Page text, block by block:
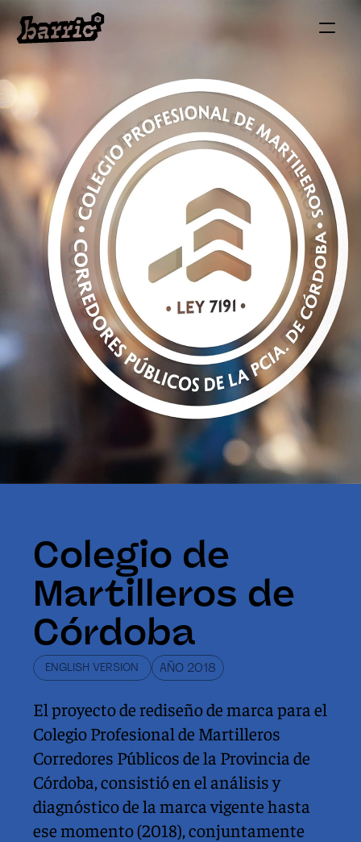
Colegio de
Martilleros de
Córdoba
ENGLISH VERSION AÑO 2018
El proyecto de rediseño de marca para el
Colegio Profesional de Martilleros
Corredores Públicos de la Provincia de
Córdoba, consistió en el análisis y
diagnóstico de la marca vigente hasta
ese momento (2018), conjuntamente